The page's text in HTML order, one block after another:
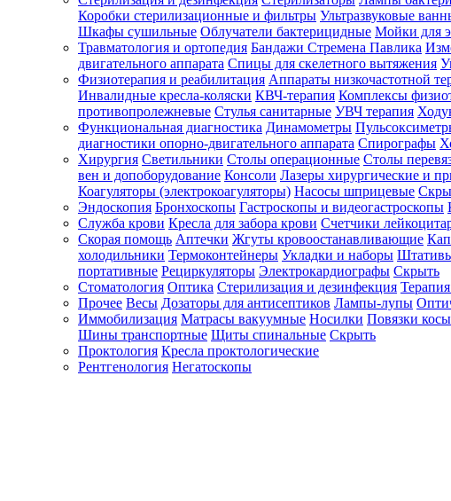
Зарегистрироваться
Зачем
регистрироваться?
Все
покупки
в
одном
месте
Личный
менеджер
Отслеживание
статуса
заказа
Коробки стерилизационные и фильтры Ультразвуковые
Шкафы сушильные Облучатели бактерицидные Мойки для
Травматология и ортопедия Бандажи Стремена Павлика
двигательного аппарата Спицы для скелетного вытяжения
Физиотерапия и реабилитация Аппараты низкочастотной
Инвалидные кресла-коляски КВЧ-терапия Комплексы
противопролежневые Стулья санитарные УВЧ терапия
Функциональная диагностика Динамометры
диагностики опорно-двигательного аппарата Спирографы
Хирургия Светильники Столы операционные Столы
вен и допоборудование Консоли Лазеры хирургические и
Коагуляторы (электрокоагуляторы) Насосы шприцевые
Эндоскопия Бронхоскопы Гастроскопы и видеогастроскопы
Служба крови Кресла для забора крови Счетчики
Скорая помощь Аптечки Жгуты кровоостанавливающие
холодильники Термоконтейнеры Укладки и наборы
портативные Рециркуляторы Электрокардиографы Скрыть
Стоматология Оптика Стерилизация и дезинфекция
Прочее Весы Дозаторы для антисептиков Лампы-лупы
Иммобилизация Матрасы вакуумные Носилки Повязки
Шины транспортные Щиты спинальные Скрыть
Проктология Кресла проктологические
Рентгенология Негатоскопы